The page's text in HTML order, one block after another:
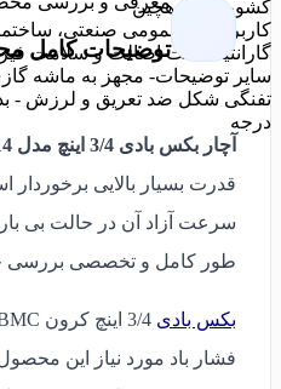
کشور سازندهچین
کاربرد ابزار
عمومی صنعتی،
گارانتی ضمانت اصالت و سلامت
سایر توضیحات
درجه
توضیحات کامل
آچار بکس بادی 3/4 اینچ مدل CT38114 کرون
سرعت آزاد آن در حالت بی باری 7000 دور در دقیقه با قابلیت گردش به دو جهت چپ و راست می باشد. در
طور کامل و تخصصی بررسی
بکس بادی